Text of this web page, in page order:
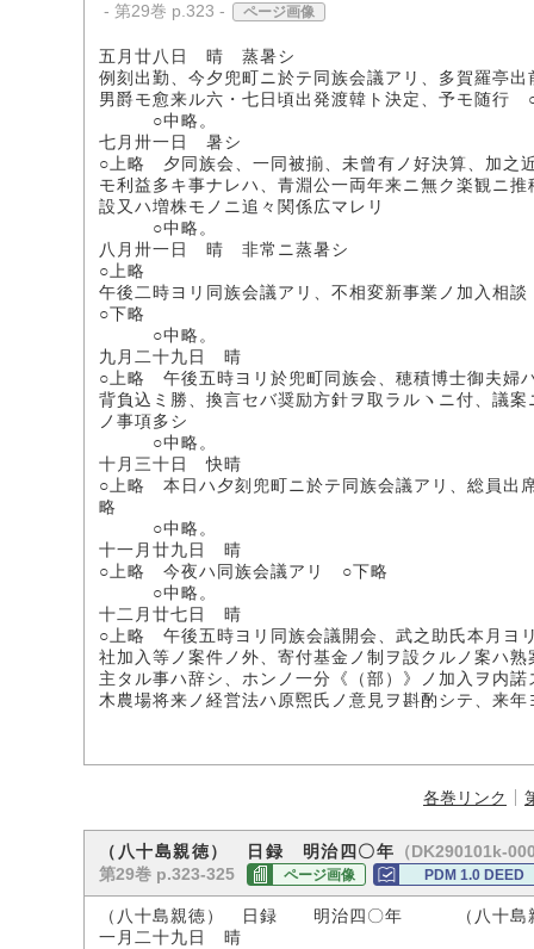
- 第29巻 p.323 - ページ画像
五月廿八日 晴 蒸暑シ
例刻出勤、今夕兜町ニ於テ同族会議アリ、多賀羅亭
男爵モ愈来ル六・七日頃出発渡韓ト決定、予モ随行
○中略。
七月卅一日 暑シ
○上略 夕同族会、一同被揃、未曾有ノ好決算、加之
モ利益多キ事ナレハ、青淵公一両年来ニ無ク楽観ニ
設又ハ増株モノニ追々関係広マレリ
○中略。
八月卅一日 晴 非常ニ蒸暑シ
○上略
午後二時ヨリ同族会議アリ、不相変新事業ノ加入相
○下略
○中略。
九月二十九日 晴
○上略 午後五時ヨリ於兜町同族会、穂積博士御夫婦
背負込ミ勝、換言セバ奨励方針ヲ取ラルヽニ付、議
ノ事項多シ
○中略。
十月三十日 快晴
○上略 本日ハ夕刻兜町ニ於テ同族会議アリ、総員出
略
○中略。
十一月廿九日 晴
○上略 今夜ハ同族会議アリ ○下略
○中略。
十二月廿七日 晴
○上略 午後五時ヨリ同族会議開会、武之助氏本月ヨ
社加入等ノ案件ノ外、寄付基金ノ制ヲ設クルノ案ハ
主タル事ハ辞シ、ホンノ一分《（部）》ノ加入ヲ内
木農場将来ノ経営法ハ原煕氏ノ意見ヲ斟酌シテ、来
各巻リンク
（八十島親徳） 日録 明治四〇年 （DK290101k-
第29巻 p.323-325
ページ画像 PDM 1.0 DEED
（八十島親徳） 日録 明治四〇年 （八十島
一月二十九日 晴